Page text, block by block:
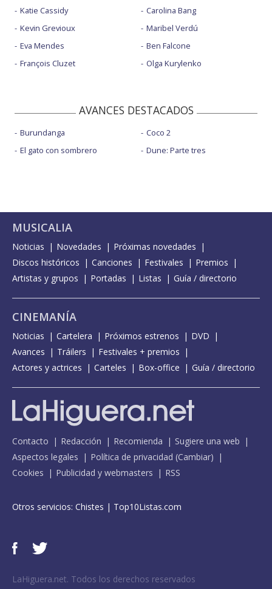
Katie Cassidy
Kevin Grevioux
Eva Mendes
François Cluzet
Carolina Bang
Maribel Verdú
Ben Falcone
Olga Kurylenko
AVANCES DESTACADOS
Burundanga
El gato con sombrero
Coco 2
Dune: Parte tres
MUSICALIA
Noticias Novedades
Próximas novedades
Discos históricos
Canciones Festivales
Premios
Artistas y grupos
Portadas Listas Guía / directorio
CINEMANÍA
Noticias Cartelera Próximos estrenos
DVD
Avances
Tráilers
Festivales + premios
Actores y actrices
Carteles Box-office Guía / directorio
Contacto Redacción Recomienda
Sugiere una web
Aspectos legales
Política de privacidad (Cambiar)
Cookies
Publicidad y webmasters RSS
Otros servicios: Chistes | Top10Listas.com
LaHiguera.net. Todos los derechos reservados